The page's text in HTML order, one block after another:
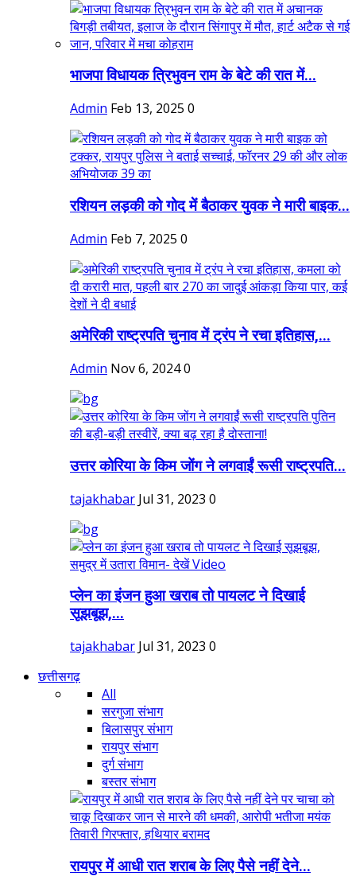
भाजपा विधायक त्रिभुवन राम के बेटे की रात में...
Admin Feb 13, 2025 0
रशियन लड़की को गोद में बैठाकर युवक ने मारी बाइक...
Admin Feb 7, 2025 0
अमेरिकी राष्ट्रपति चुनाव में ट्रंप ने रचा इतिहास,...
Admin Nov 6, 20240
उत्तर कोरिया के किम जोंग ने लगवाईं रूसी राष्ट्रपति...
tajakhabar Jul 31, 2023 0
प्लेन का इंजन हुआ खराब तो पायलट ने दिखाई
सूझबूझ,...
tajakhabar Jul 31, 2023 0
छत्तीसगढ़
All
सरगुजा संभाग
बिलासपुर संभाग
रायपुर संभाग
दुर्ग संभाग
बस्तर संभाग
रायपुर में आधी रात शराब के लिए पैसे नहीं देने...